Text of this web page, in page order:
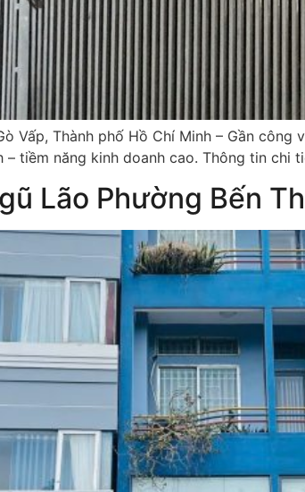
Vấp, Thành phố Hồ Chí Minh – Gần
– tiềm năng kinh doanh cao. Thông tin chi
Lão Phường Bến